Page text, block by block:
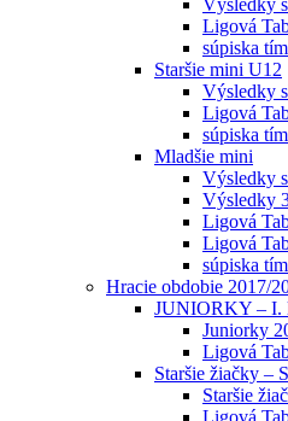
Ligová
súpiska
Staršie mini U12
Výsledky
Ligová
súpiska
Mladšie mini
Výsledky
Výsledky
Ligová
Ligová
súpiska
Hracie obdobie 2017/
JUNIORKY – I.
Juniorky
Ligová
Staršie žiačky –
Staršie
Ligová